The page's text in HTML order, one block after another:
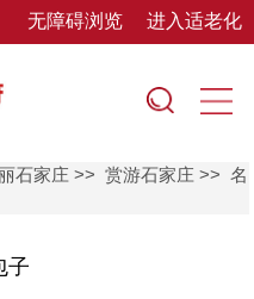
无障碍浏览 进入适老化
石家庄 >>赏游石家庄 >>名
子